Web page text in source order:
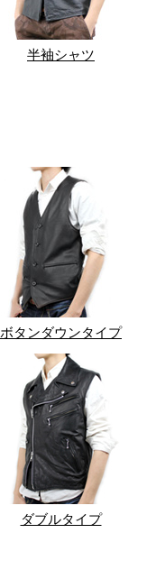
半袖シャツ
ボタンダウンタイプ
ダブルタイプ